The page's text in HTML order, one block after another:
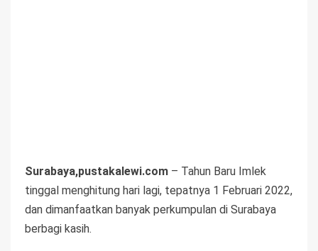
Surabaya,pustakalewi.com – Tahun Baru Imlek
tinggal menghitung hari lagi, tepatnya 1 Februari 2022,
dan dimanfaatkan banyak perkumpulan di Surabaya
berbagi kasih.